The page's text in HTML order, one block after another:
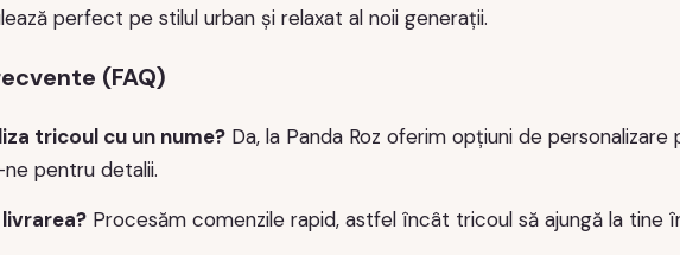
perfect pe stilul urban și relaxat al noii generații.
(FAQ)
tricoul cu un nume? Da, la Panda Roz oferim opțiuni de
pentru detalii.
Procesăm comenzile rapid, astfel încât tricoul să ajungă la